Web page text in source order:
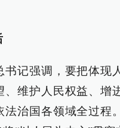
书记强调，要把体现
、维护人民权益、增
法治国各领域全过程